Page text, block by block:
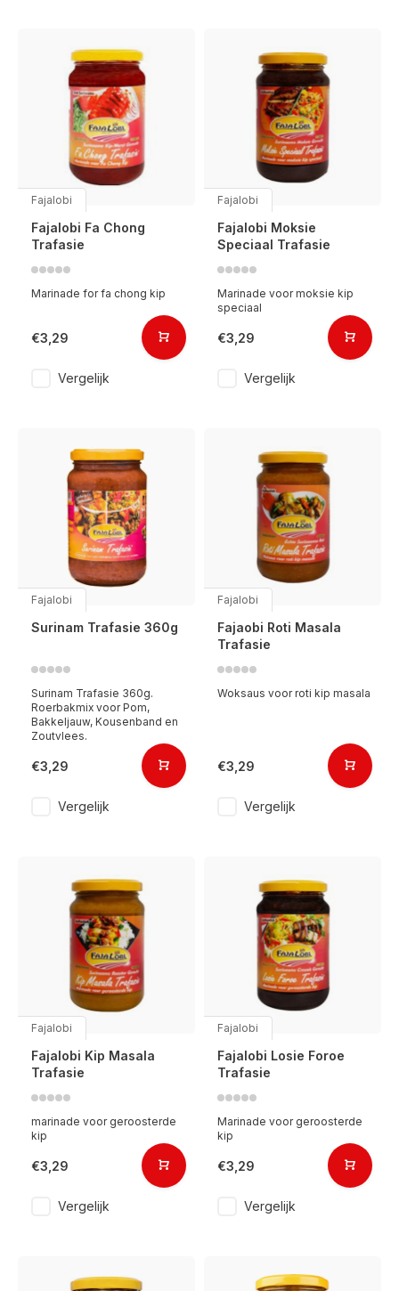
Fajalobi
Fajalobi Fa Chong
Trafasie
Marinade for fa chong kip
€3,29
Vergelijk
Fajalobi
Fajalobi Moksie
Speciaal Trafasie
Marinade voor moksie kip
speciaal
€3,29
Vergelijk
Fajalobi
Surinam Trafasie 360g
Surinam Trafasie 360g.
Roerbakmix voor Pom,
Bakkeljauw, Kousenband en
Zoutvlees.
€3,29
Vergelijk
Fajalobi
Fajaobi Roti Masala
Trafasie
Woksaus voor roti kip masala
€3,29
Vergelijk
Fajalobi
Fajalobi Kip Masala
Trafasie
marinade voor geroosterde
kip
€3,29
Vergelijk
Fajalobi
Fajalobi Losie Foroe
Trafasie
Marinade voor geroosterde
kip
€3,29
Vergelijk